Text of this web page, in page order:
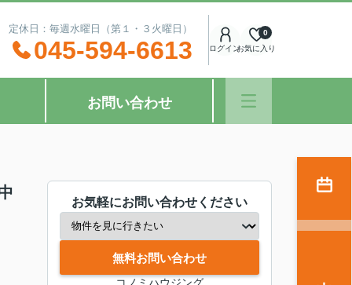
休日：毎週水曜日（第１・３火曜日）
045-594-6613 ログインお気に入り
0
お問い合わせ
お気軽にお問い合わせください
無料お問い合わせ